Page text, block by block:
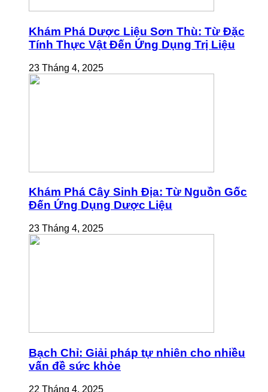
Khám Phá Dược Liệu Sơn Thù: Từ Đặc
Tính Thực Vật Đến Ứng Dụng Trị Liệu
23 Tháng 4, 2025
Khám Phá Cây Sinh Địa: Từ Nguồn Gốc
Đến Ứng Dụng Dược Liệu
23 Tháng 4, 2025
Bạch Chỉ: Giải pháp tự nhiên cho nhiều
vấn đề sức khỏe
22 Tháng 4, 2025